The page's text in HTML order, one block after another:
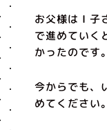
お父様はＩ子
で進めていく
かったのです。
今からでも、
めてください。